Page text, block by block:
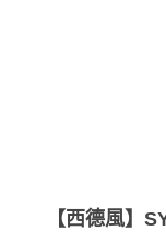
【西德風】